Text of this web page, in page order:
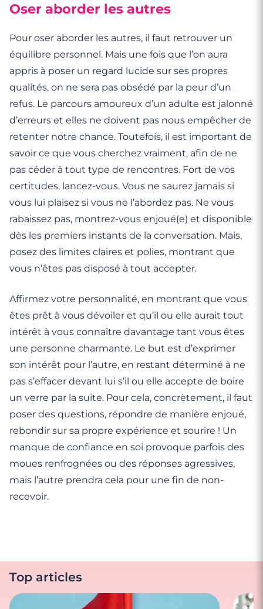
Oser aborder les autres
Pour oser aborder les autres, il faut retrouver un
équilibre personnel. Mais une fois que l’on aura
appris à poser un regard lucide sur ses propres
qualités, on ne sera pas obsédé par la peur d’un
refus. Le parcours amoureux d’un adulte est jalonné
d’erreurs et elles ne doivent pas nous empêcher de
retenter notre chance. Toutefois, il est important de
savoir ce que vous cherchez vraiment, afin de ne
pas céder à tout type de rencontres. Fort de vos
certitudes, lancez-vous. Vous ne saurez jamais si
vous lui plaisez si vous ne l’abordez pas. Ne vous
rabaissez pas, montrez-vous enjoué(e) et disponible
dès les premiers instants de la conversation. Mais,
posez des limites claires et polies, montrant que
vous n’êtes pas disposé à tout accepter.
Affirmez votre personnalité, en montrant que vous
êtes prêt à vous dévoiler et qu’il ou elle aurait tout
intérêt à vous connaître davantage tant vous êtes
une personne charmante. Le but est d’exprimer
son intérêt pour l’autre, en restant déterminé à ne
pas s’effacer devant lui s’il ou elle accepte de boire
un verre par la suite. Pour cela, concrètement, il faut
poser des questions, répondre de manière enjoué,
rebondir sur sa propre expérience et sourire ! Un
manque de confiance en soi provoque parfois des
moues renfrognées ou des réponses agressives,
mais l’autre prendra cela pour une fin de non-
recevoir.
Top articles